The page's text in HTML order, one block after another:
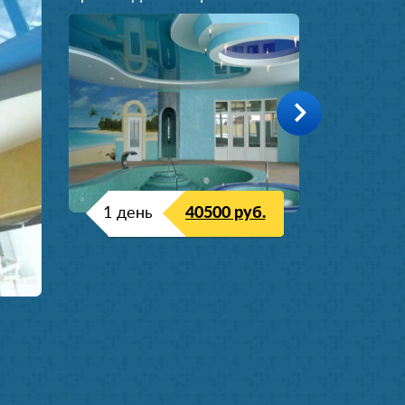
1 день 40500 руб.